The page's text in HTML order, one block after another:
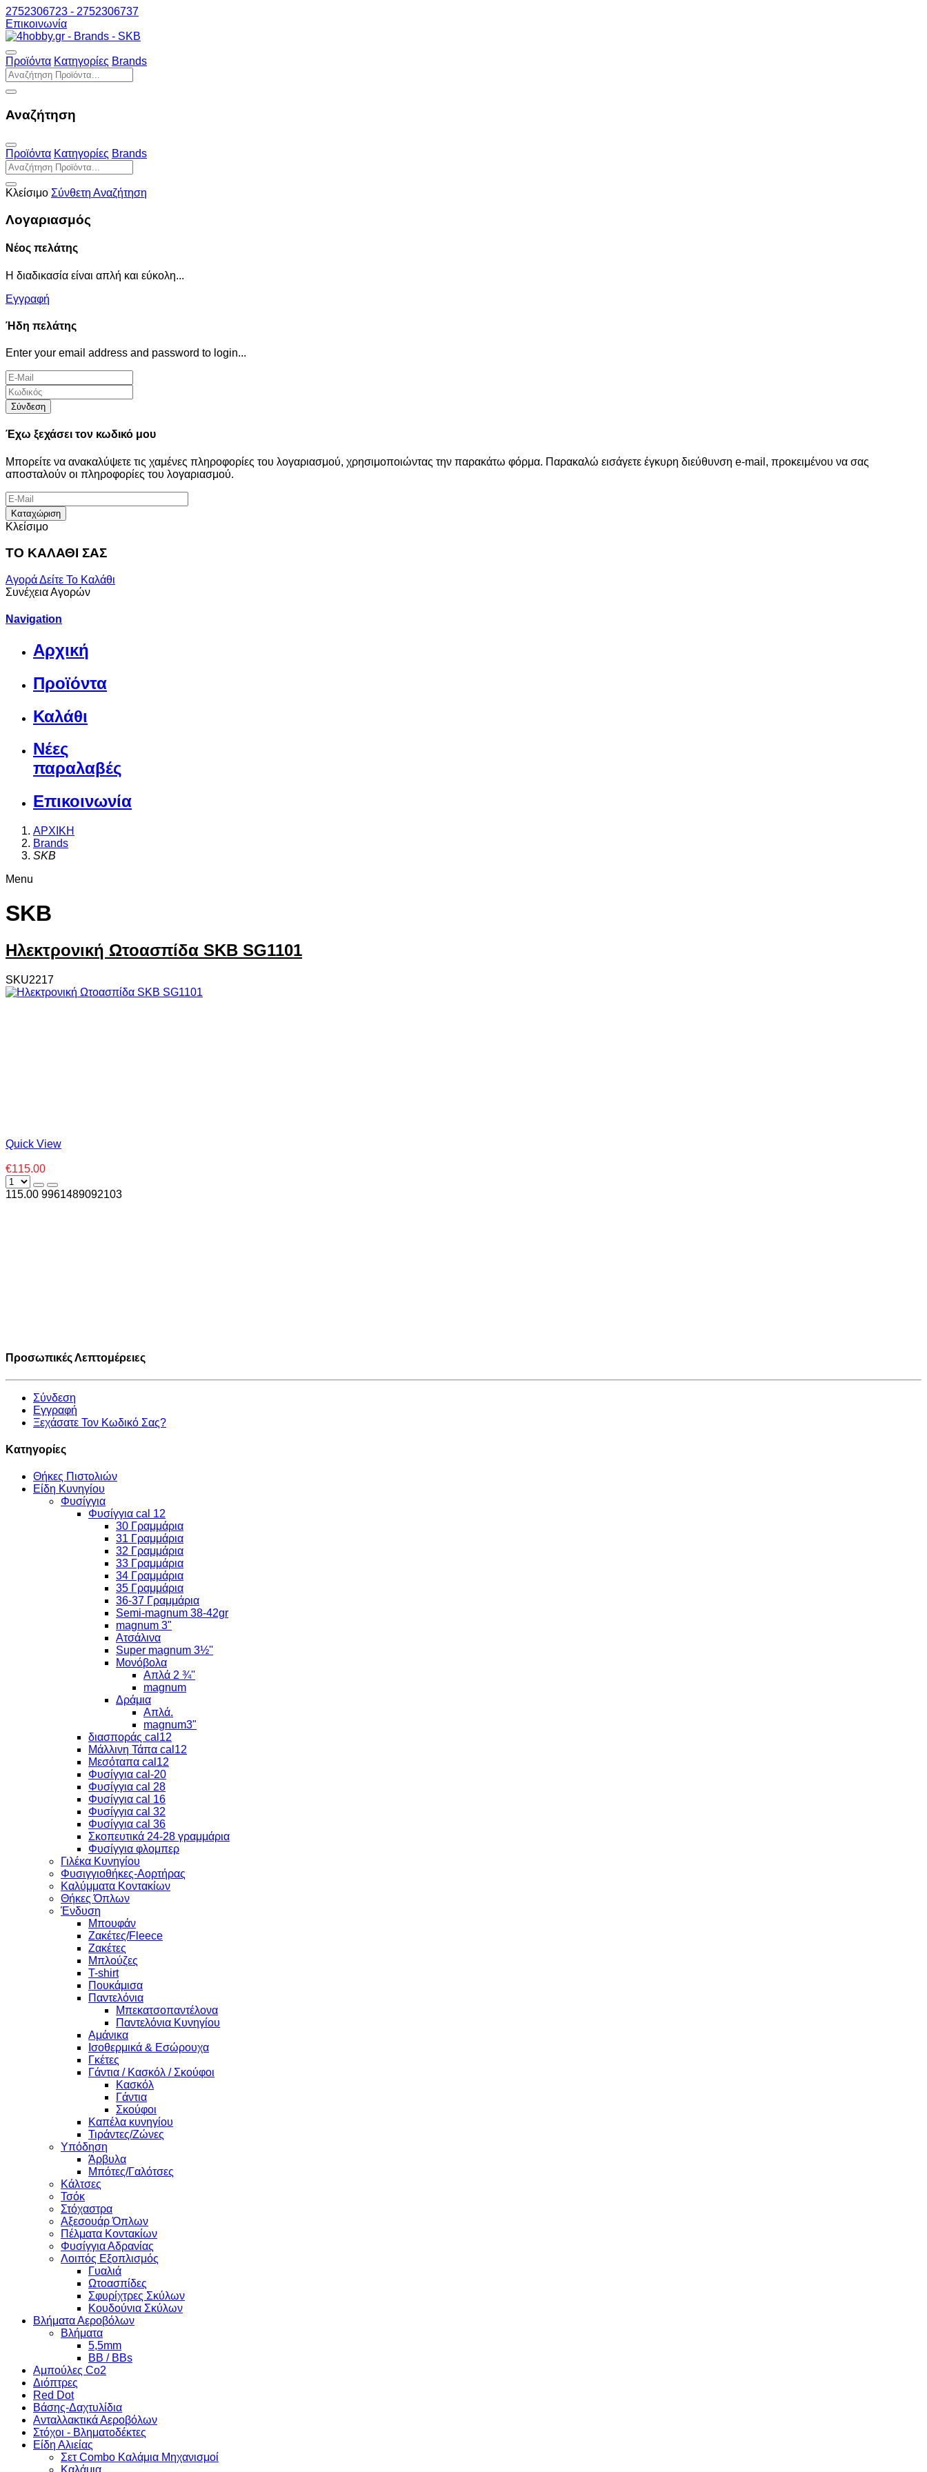
2752306723 - 2752306737
Επικοινωνία
Προϊόντα Κατηγορίες Brands
Αναζήτηση
Προϊόντα Κατηγορίες Brands
Κλείσιμο Σύνθετη Αναζήτηση
Λογαριασμός
Νέος πελάτης
Η διαδικασία είναι απλή και εύκολη...
Εγγραφή
Ήδη πελάτης
Enter your email address and password to login...
Σύνδεση
Έχω ξεχάσει τον κωδικό μου
Μπορείτε να ανακαλύψετε τις χαμένες πληροφορίες του λογαριασμού, χρησιμοποιώντας την παρακάτω φόρμα. Παρακαλώ εισάγετε έγκυρη διεύθυνση e-mail, προκειμένου να σας
αποσταλούν οι πληροφορίες του λογαριασμού.
Καταχώριση
Κλείσιμο
ΤΟ ΚΑΛΑΘΙ ΣΑΣ
ΑγοράΔείτε Το Καλάθι
Συνέχεια Αγορών
Navigation
Αρχική
Προϊόντα
Καλάθι
Νέες
παραλαβές
Επικοινωνία
ΑΡΧΙΚΗ
Brands
SKB
Menu
SKB
Ηλεκτρονική Ωτοασπίδα SKB SG1101
SKU2217
Quick View
€115.00
115.00 9961489092103
Προσωπικές Λεπτομέρειες
Σύνδεση
Εγγραφή
Ξεχάσατε Τον Κωδικό Σας?
Κατηγορίες
Θήκες Πιστολιών
Είδη Κυνηγίου
Φυσίγγια
Φυσίγγια cal 12
30 Γραμμάρια
31 Γραμμάρια
32 Γραμμάρια
33 Γραμμάρια
34 Γραμμάρια
35 Γραμμάρια
36-37 Γραμμάρια
Semi-magnum 38-42gr
magnum 3"
Ατσάλινα
Super magnum 3½''
Μονόβολα
Απλά 2 ¾''
magnum
Δράμια
Απλά.
magnum3"
διασποράς cal12
Μάλλινη Τάπα cal12
Μεσόταπα cal12
Φυσίγγια cal-20
Φυσίγγια cal 28
Φυσίγγια cal 16
Φυσίγγια cal 32
Φυσίγγια cal 36
Σκοπευτικά 24-28 γραμμάρια
Φυσίγγια φλομπερ
Γιλέκα Κυνηγίου
Φυσιγγιοθήκες-Αορτήρας
Καλύμματα Κοντακίων
Θήκες Όπλων
Ένδυση
Μπουφάν
Ζακέτες/Fleece
Ζακέτες
Μπλούζες
T-shirt
Πουκάμισα
Παντελόνια
Μπεκατσοπαντέλονα
Παντελόνια Κυνηγίου
Αμάνικα
Ισοθερμικά & Εσώρουχα
Γκέτες
Γάντια / Κασκόλ / Σκούφοι
Κασκόλ
Γάντια
Σκούφοι
Καπέλα κυνηγίου
Τιράντες/Ζώνες
Υπόδηση
Άρβυλα
Μπότες/Γαλότσες
Κάλτσες
Τσόκ
Στόχαστρα
Αξεσουάρ Όπλων
Πέλματα Κοντακίων
Φυσίγγια Αδρανίας
Λοιπός Εξοπλισμός
Γυαλιά
Ωτοασπίδες
Σφυρίχτρες Σκύλων
Κουδούνια Σκύλων
Βλήματα Αεροβόλων
Βλήματα
5,5mm
BB / BBs
Αμπούλες Co2
Διόπτρες
Red Dot
Βάσης-Δαχτυλίδια
Ανταλλακτικά Αεροβόλων
Στόχοι - Βληματοδέκτες
Είδη Αλιείας
Σετ Combo Καλάμια Μηχανισμοί